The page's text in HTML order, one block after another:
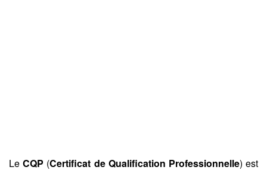
LeCQP (Certificat de Qualification Professionnelle) est